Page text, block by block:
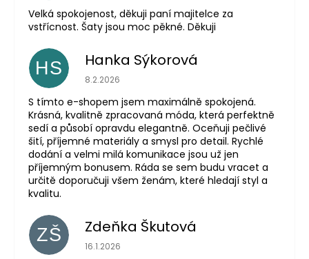
Velká spokojenost, děkuji paní majitelce za
vstřícnost. Šaty jsou moc pěkné. Děkuji
HS Hanka Sýkorová
Hodnocení obchodu je 5 z 5 hvězdiček.
8.2.2026
S tímto e-shopem jsem maximálně spokojená.
Krásná, kvalitně zpracovaná móda, která perfektně
sedí a působí opravdu elegantně. Oceňuji pečlivé
šití, příjemné materiály a smysl pro detail. Rychlé
dodání a velmi milá komunikace jsou už jen
příjemným bonusem. Ráda se sem budu vracet a
určitě doporučuji všem ženám, které hledají styl a
kvalitu.
ZŠ Zdeňka Škutová
Hodnocení obchodu je 5 z 5 hvězdiček.
16.1.2026